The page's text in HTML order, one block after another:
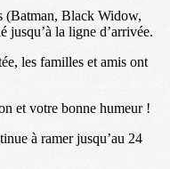
(Batman, Black Widow,
jusqu’à la ligne d’arrivée.
les familles et amis ont
et votre bonne humeur !
à ramer jusqu’au 24